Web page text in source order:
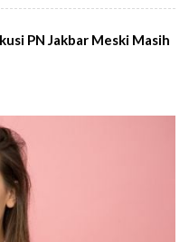
PN Jakbar Meski Masih